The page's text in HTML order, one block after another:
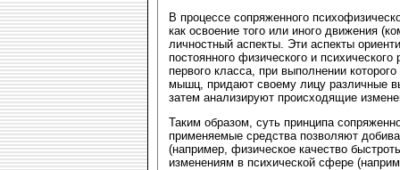
В процессе сопряженного
как освоение того или иного движения
личностный аспекты. Эти аспекты
постоянного физического и
первого класса, при выполнении
мышц, придают своему лицу различные
затем анализируют происходящие
Таким образом, суть принципа
применяемые средства позволяют
(например, физическое качество
изменениям в психической сфере